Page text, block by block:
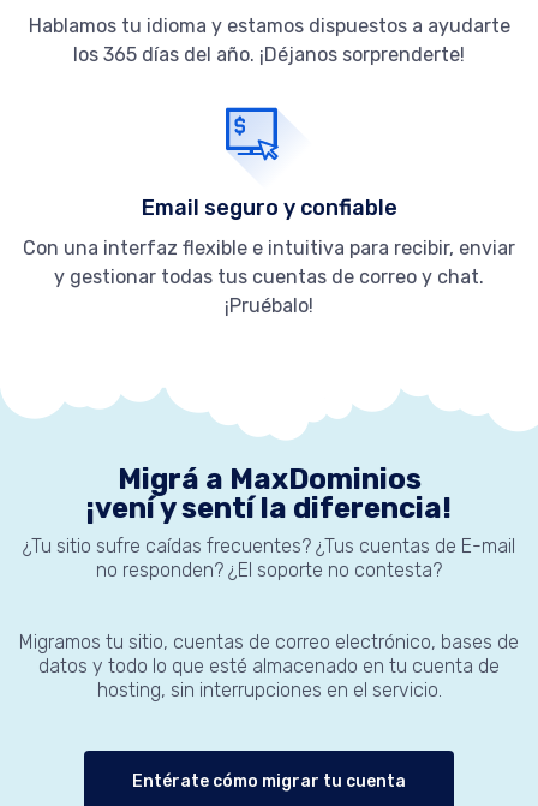
Hablamos tu idioma y estamos dispuestos a ayudarte
los 365 días del año. ¡Déjanos sorprenderte!
Email seguro y confiable
Con una interfaz flexible e intuitiva para recibir, enviar
y gestionar todas tus cuentas de correo y chat.
¡Pruébalo!
Migrá a MaxDominios
¡vení y sentí la diferencia!
¿Tu sitio sufre caídas frecuentes? ¿Tus cuentas de E-mail
no responden? ¿El soporte no contesta?
Migramos tu sitio, cuentas de correo electrónico, bases de
datos y todo lo que esté almacenado en tu cuenta de
hosting, sin interrupciones en el servicio.
Entérate cómo migrar tu cuenta